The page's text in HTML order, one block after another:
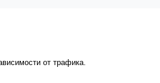
от трафика.